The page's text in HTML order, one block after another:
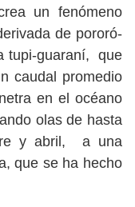
un fenómeno
de pororó-
tupi-guaraní, que
caudal promedio
en el océano
olas de hasta
y abril, a una
que se ha hecho